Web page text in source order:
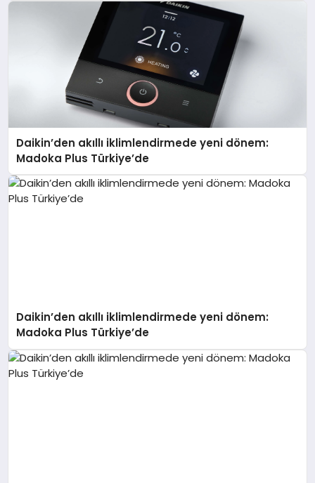
Daikin’den akıllı iklimlendirmede yeni dönem:
Madoka Plus Türkiye’de
Daikin’den akıllı iklimlendirmede yeni dönem:
Madoka Plus Türkiye’de